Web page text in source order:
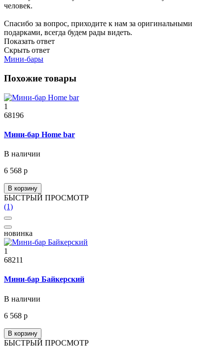
человек.
Спасибо за вопрос, приходите к нам за оригинальными
подарками, всегда будем рады видеть.
Показать ответ
Скрыть ответ
Мини-бары
Похожие товары
1
68196
Мини-бар Home bar
В наличии
6 568 р
В корзину
БЫСТРЫЙ ПРОСМОТР
(1)
новинка
1
68211
Мини-бар Байкерский
В наличии
6 568 р
В корзину
БЫСТРЫЙ ПРОСМОТР